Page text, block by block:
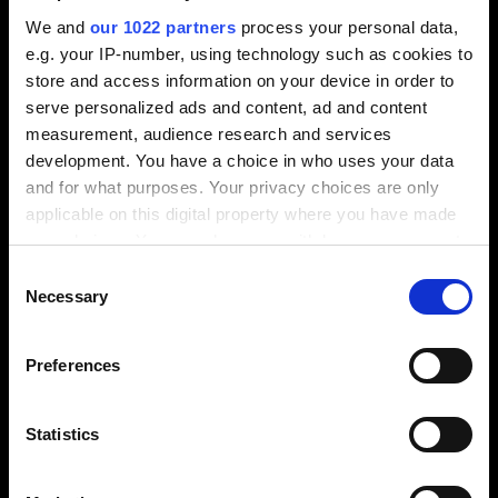
We and our 1022 partners process your personal data,
e.g. your IP-number, using technology such as cookies to
store and access information on your device in order to
serve personalized ads and content, ad and content
measurement, audience research and services
development. You have a choice in who uses your data
and for what purposes. Your privacy choices are only
applicable on this digital property where you have made
your choices. You can change or withdraw your consent
the Privacy trigger icon.
Collect information about your geographical
meters
Identify your device by actively scanning it for
Selection
Necessary
Preferences
Statistics
Mit Formelementen schnell zum Ziel
Standard-Formelemente wie
Löcher, Langlöcher,
werden beim
Beschnittfräsen automatisch erkannt. Ihr Vorteil:
Unterprogramme ins NC-Programm übergeben.
⬤
⬤
⬤